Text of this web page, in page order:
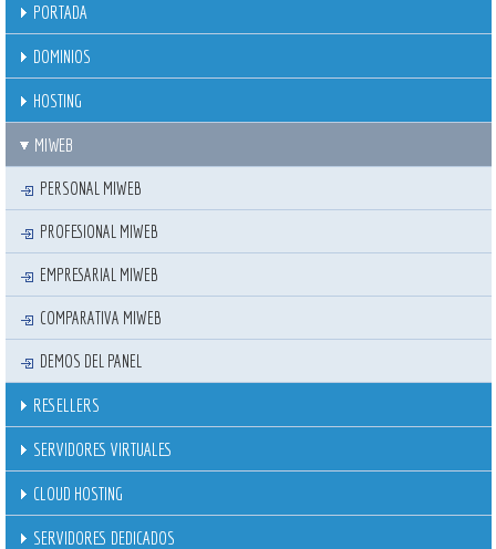
PORTADA
DOMINIOS
HOSTING
MIWEB
PERSONAL MIWEB
PROFESIONAL MIWEB
EMPRESARIAL MIWEB
COMPARATIVA MIWEB
DEMOS DEL PANEL
RESELLERS
SERVIDORES VIRTUALES
CLOUD HOSTING
SERVIDORES DEDICADOS